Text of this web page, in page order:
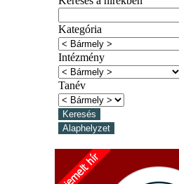
Kategória
Intézmény
Tanév